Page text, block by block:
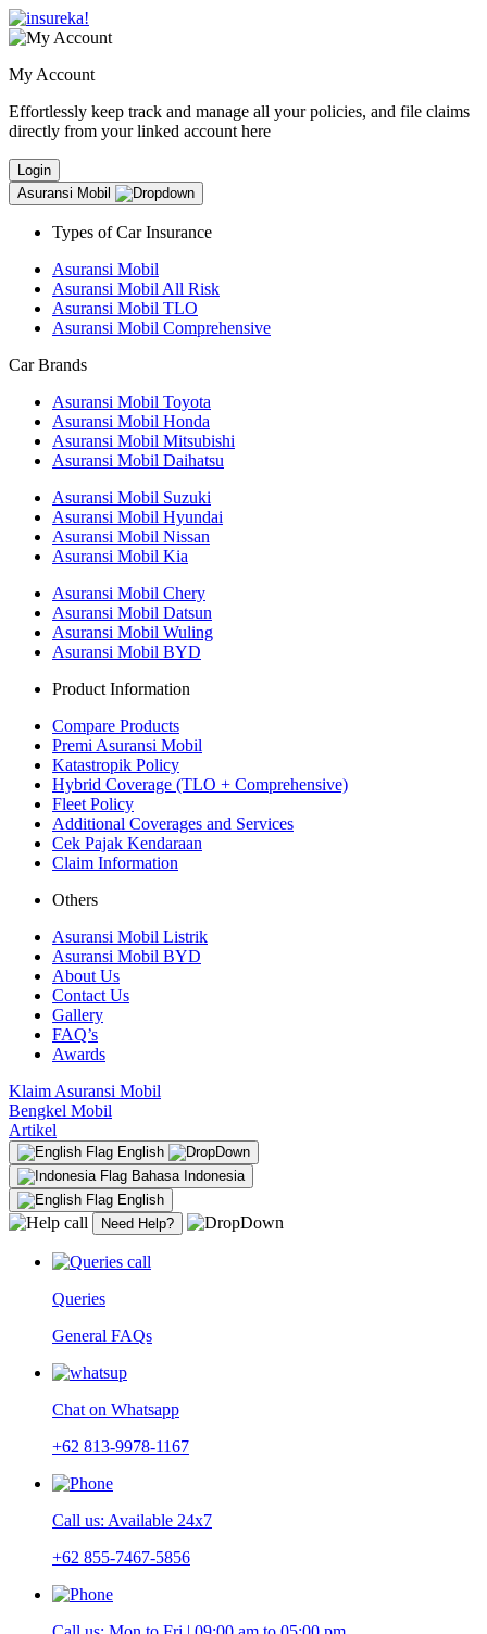
My Account
Effortlessly keep track and manage all your policies, and file claims
directly from your linked account here
Login
Asuransi Mobil
Types of Car Insurance
Asuransi Mobil
Asuransi Mobil All Risk
Asuransi Mobil TLO
Asuransi Mobil Comprehensive
Car Brands
Asuransi Mobil Toyota
Asuransi Mobil Honda
Asuransi Mobil Mitsubishi
Asuransi Mobil Daihatsu
Asuransi Mobil Suzuki
Asuransi Mobil Hyundai
Asuransi Mobil Nissan
Asuransi Mobil Kia
Asuransi Mobil Chery
Asuransi Mobil Datsun
Asuransi Mobil Wuling
Asuransi Mobil BYD
Product Information
Compare Products
Premi Asuransi Mobil
Katastropik Policy
Hybrid Coverage (TLO + Comprehensive)
Fleet Policy
Additional Coverages and Services
Cek Pajak Kendaraan
Claim Information
Others
Asuransi Mobil Listrik
Asuransi Mobil BYD
About Us
Contact Us
Gallery
FAQ’s
Awards
Klaim Asuransi Mobil
Bengkel Mobil
Artikel
English
Bahasa Indonesia
English
Need Help?
Queries
General FAQs
Chat on Whatsapp
+62 813-9978-1167
Call us: Available 24x7
+62 855-7467-5856